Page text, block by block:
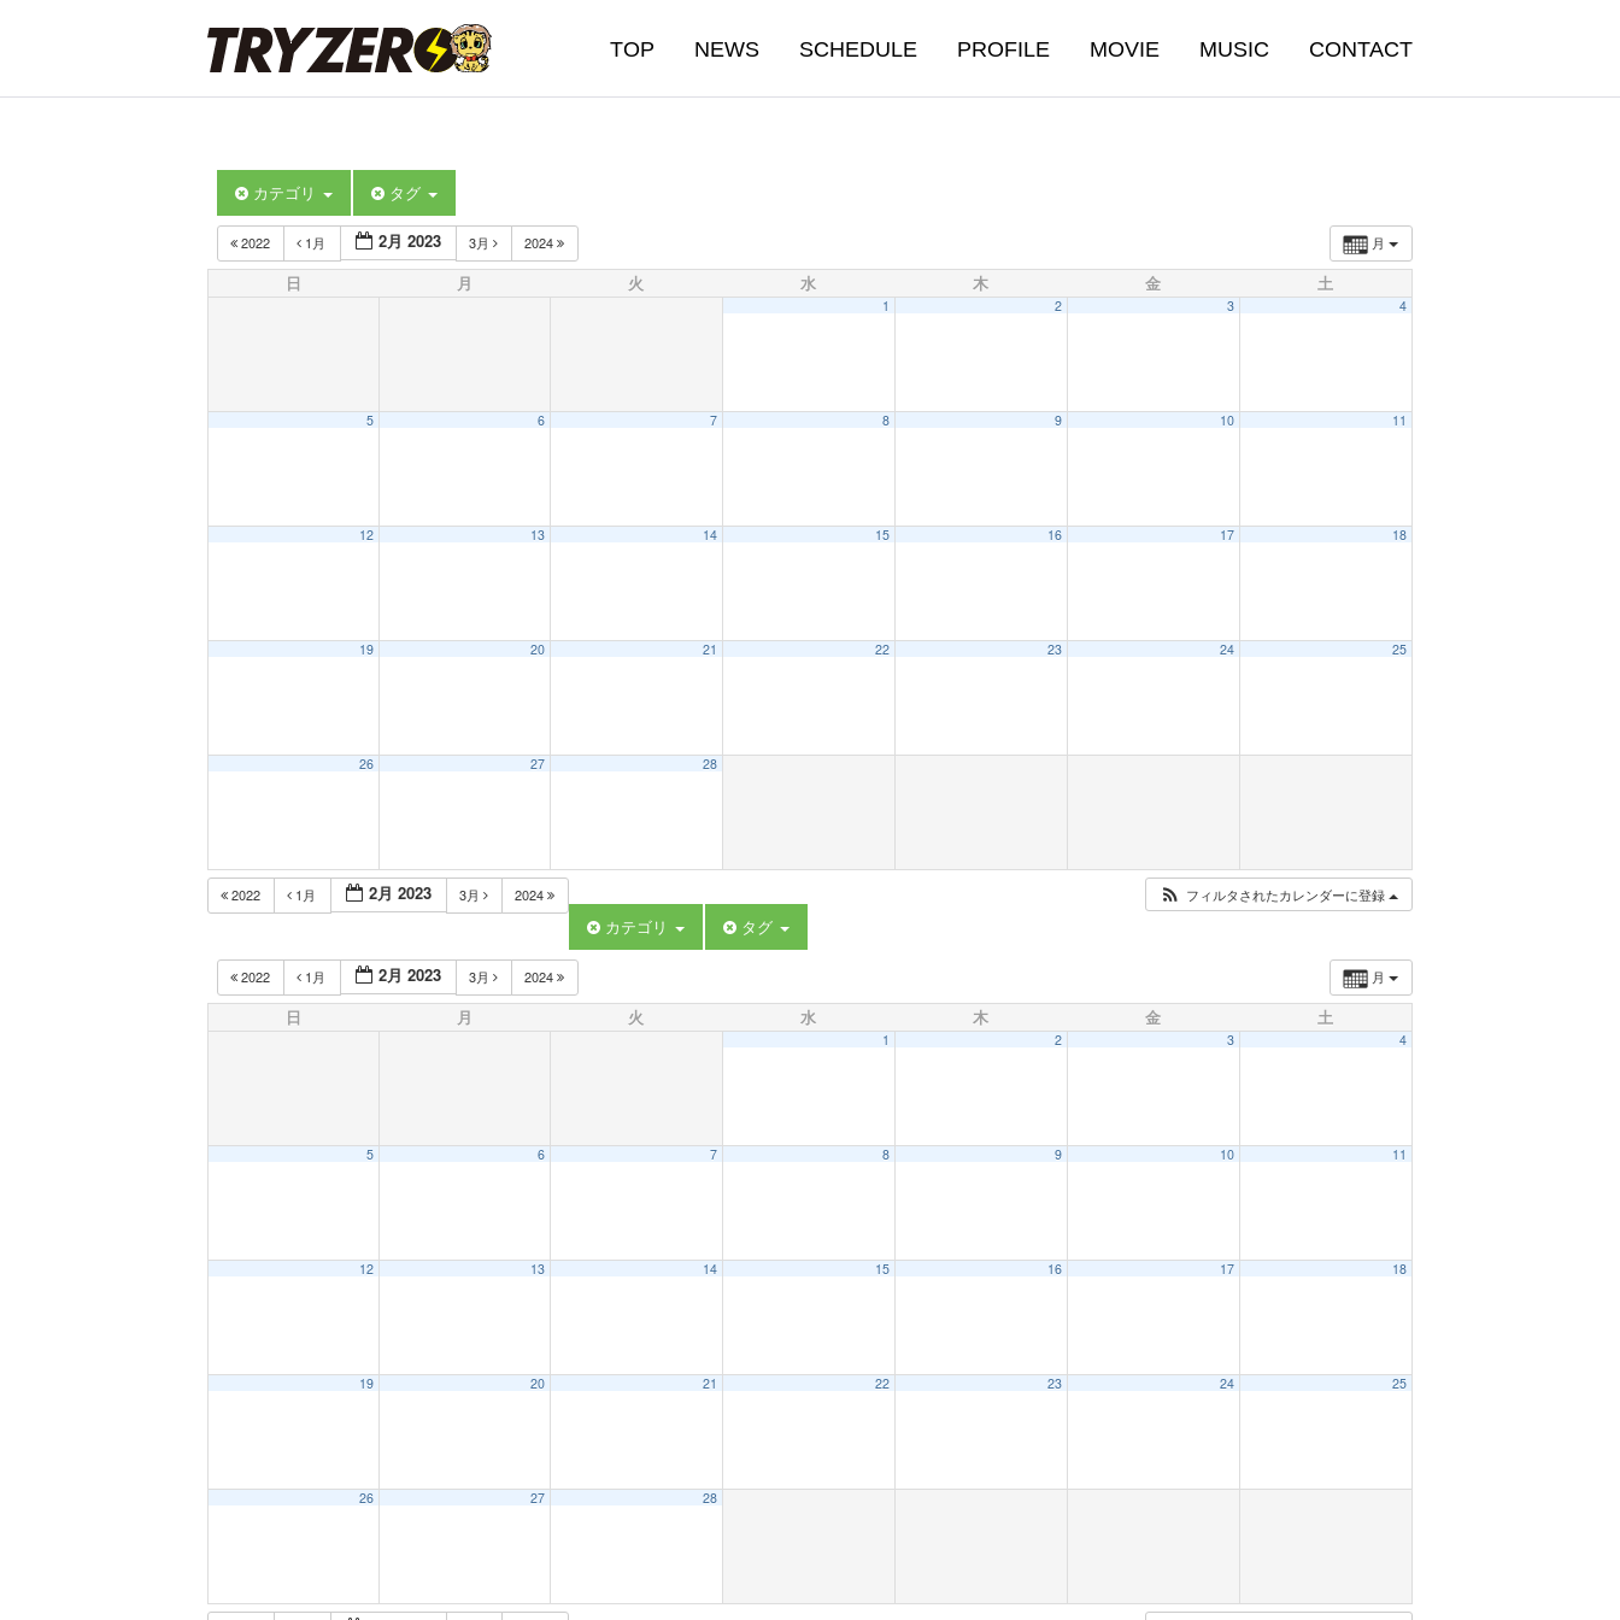
TOP NEWS SCHEDULE PROFILE MOVIE MUSIC CONTACT
カテゴリ タグ
月
2022 1月 2月 2023 3月 2024
日 月 火 水 木 金 土
1 2 3 4
5 6 7 8 9 10 11
12 13 14 15 16 17 18
19 20 21 22 23 24 25
26 27 28
2022 1月 2月 2023 3月 2024 フィルタされたカレンダーに登録
カテゴリ タグ
月
2022 1月 2月 2023 3月 2024
日 月 火 水 木 金 土
1 2 3 4
5 6 7 8 9 10 11
12 13 14 15 16 17 18
19 20 21 22 23 24 25
26 27 28